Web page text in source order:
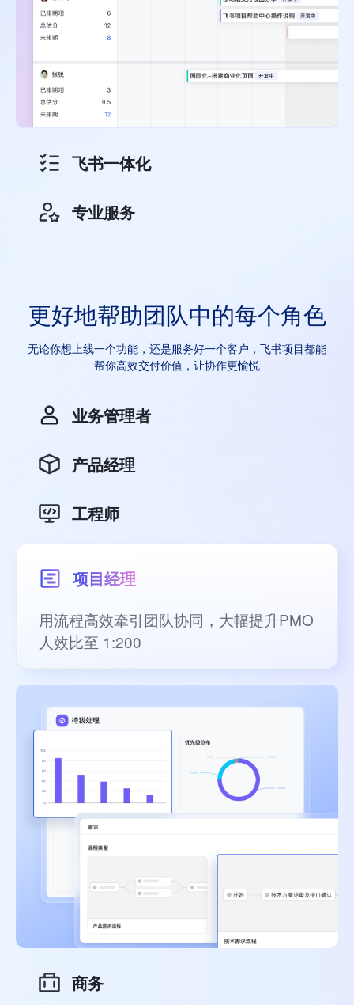
飞书一体化
专业服务
更好地帮助团队中的每个角色
无论你想上线一个功能，还是服务好一个客户，飞书项目都能
帮你高效交付价值，让协作更愉悦
业务管理者
产品经理
工程师
项目经理
用流程高效牵引团队协同，大幅提升PMO
人效比至 1:200
商务